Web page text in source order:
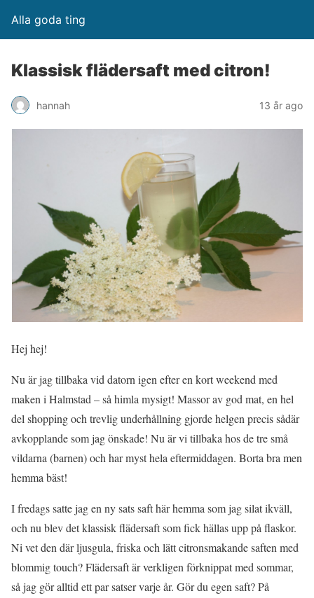
Alla goda ting
Klassisk flädersaft med citron!
hannah 13 år ago
Hej hej!
Nu är jag tillbaka vid datorn igen efter en kort weekend med
maken i Halmstad – så himla mysigt! Massor av god mat, en hel
del shopping och trevlig underhållning gjorde helgen precis sådär
avkopplande som jag önskade! Nu är vi tillbaka hos de tre små
vildarna (barnen) och har myst hela eftermiddagen. Borta bra men
hemma bäst!
I fredags satte jag en ny sats saft här hemma som jag silat ikväll,
och nu blev det klassisk flädersaft som fick hällas upp på flaskor.
Ni vet den där ljusgula, friska och lätt citronsmakande saften med
blommig touch? Flädersaft är verkligen förknippat med sommar,
så jag gör alltid ett par satser varje år. Gör du egen saft? På